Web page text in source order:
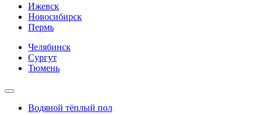
Ижевск
Новосибирск
Пермь
Челябинск
Сургут
Тюмень
Водяной тёплый пол